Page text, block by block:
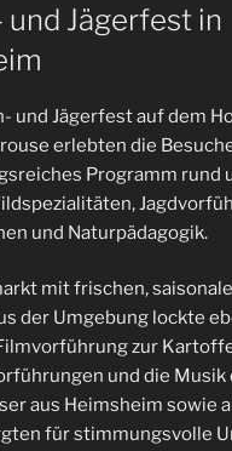
und Jägerfest in
und Jägerfest auf dem
erlebten die
Programm rund
und Naturpädagogik.
mit frischen,
der Umgebung lockte
zur
und die Musik
aus Heimsheim sowie
für stimmungsvolle